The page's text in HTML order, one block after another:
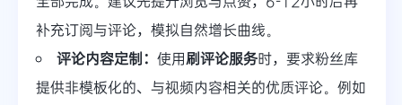
补充订阅与评论，模拟自然增长曲线。
评论内容定制： 使用刷评论服务时，要求粉丝库
提供非模板化的、与视频内容相关的优质评论。例如